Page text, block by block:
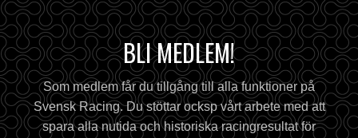
BLI MEDLEM!
Som medlem får du tillgång till alla funktioner på
Svensk Racing. Du stöttar ocksp vårt arbete med att
spara alla nutida och historiska racingresultat för